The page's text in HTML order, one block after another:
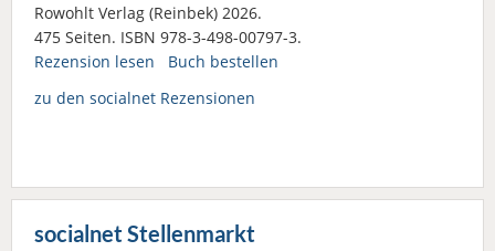
Rowohlt Verlag (Reinbek) 2026.
475 Seiten. ISBN 978-3-498-00797-3.
Rezension lesen
Buch bestellen
zu den socialnet Rezensionen
socialnet Stellenmarkt